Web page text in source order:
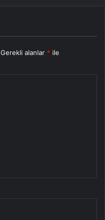
Gerekli alanlar * ile